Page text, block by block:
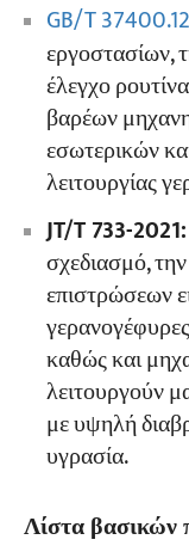
GB/T
εργοστασίων,
έλεγχο
βαρέων
εσωτερικών
λειτουργίας
JT/T 733-2021:
σχεδιασμό,
επιστρώσεων
καθώς και
λειτουργούν
με υψηλή
υγρασία.
Λίστα βασικών